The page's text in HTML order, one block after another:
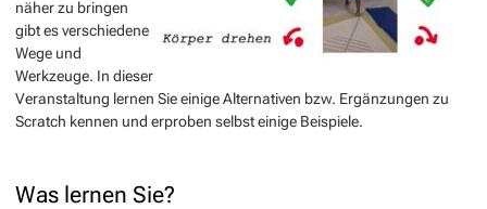
näher zu bringen
gibt es verschiedene
Wege und
Werkzeuge. In dieser
Veranstaltung lernen Sie einige Alternativen bzw. Ergänzungen zu
Scratch kennen und erproben selbst einige Beispiele.
Was lernen Sie?